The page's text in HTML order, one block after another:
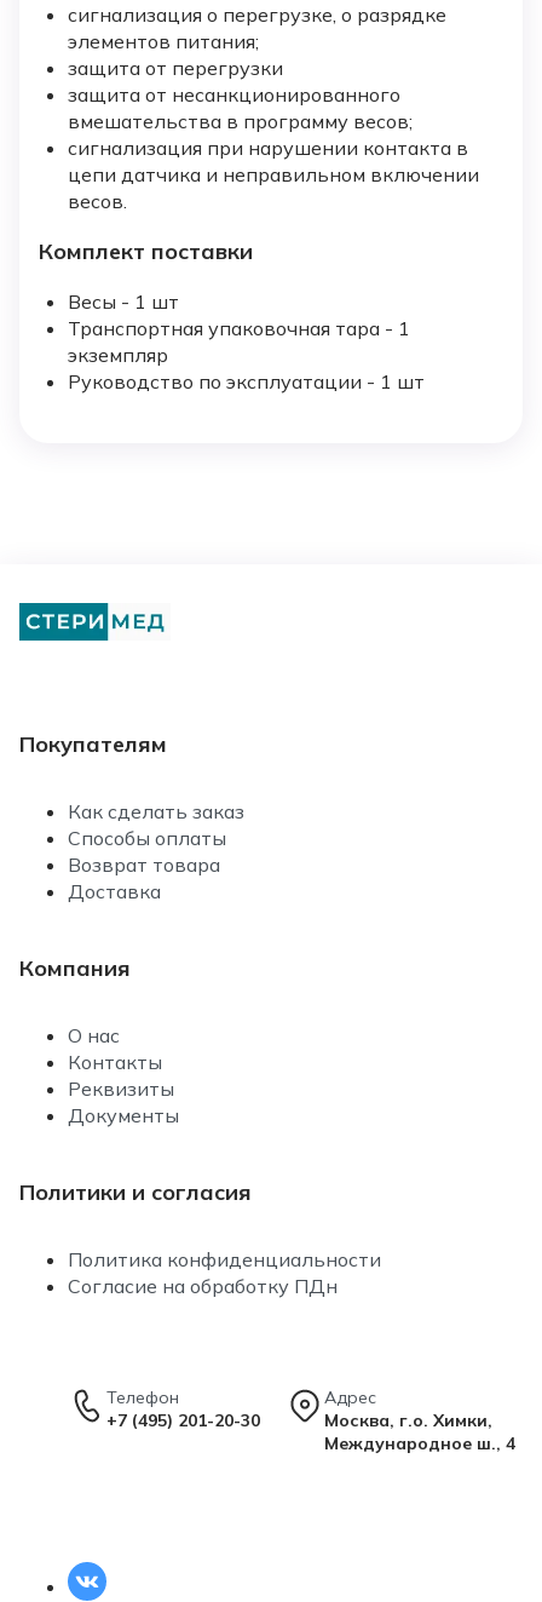
сигнализация о перегрузке, о разрядке
элементов питания;
защита от перегрузки
защита от несанкционированного
вмешательства в программу весов;
сигнализация при нарушении контакта в
цепи датчика и неправильном включении
весов.
Комплект поставки
Весы - 1 шт
Транспортная упаковочная тара - 1
экземпляр
Руководство по эксплуатации - 1 шт
Покупателям
Как сделать заказ
Способы оплаты
Возврат товара
Доставка
Компания
О нас
Контакты
Реквизиты
Документы
Политики и согласия
Политика конфиденциальности
Согласие на обработку ПДн
Телефон
+7 (495) 201-20-30
Адрес
Москва, г.о. Химки,
Международное ш., 4